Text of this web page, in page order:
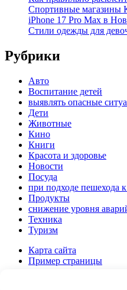
Спортивные магазины
iPhone 17 Pro Max в
Стили одежды для
Рубрики
Авто
Воспитание детей
выявлять опасные
Дети
Животные
Кино
Книги
Красота и здоровье
Новости
Посуда
при подходе пешехода
Продукты
снижение уровня
Техника
Туризм
Карта сайта
Пример страницы